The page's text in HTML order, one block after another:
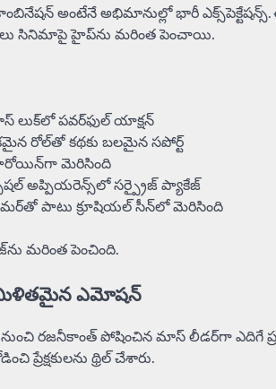
అంటేనే అభిమానుల్లో భారీ ఎక్స్‌పెక్టేషన్స్.
సినిమాపై హైప్‌ను మరింత పెంచాయి.
లుక్‌లో పవర్‌ఫుల్ యాక్షన్
రోల్‌తో కథకు బలమైన సపోర్ట్
మెరిసింది
అప్పియరెన్స్‌లో సర్ప్రైజ్ ప్యాకేజ్
పాటు క్రూషియల్ సీన్‌లో మెరిసింది
మరింత పెంచింది.
ఎమోషన్
రజనీకాంత్ పోషించిన మాస్ లీడర్‌గా ఎదిగే
థ్రిల్‌ చేశారు.